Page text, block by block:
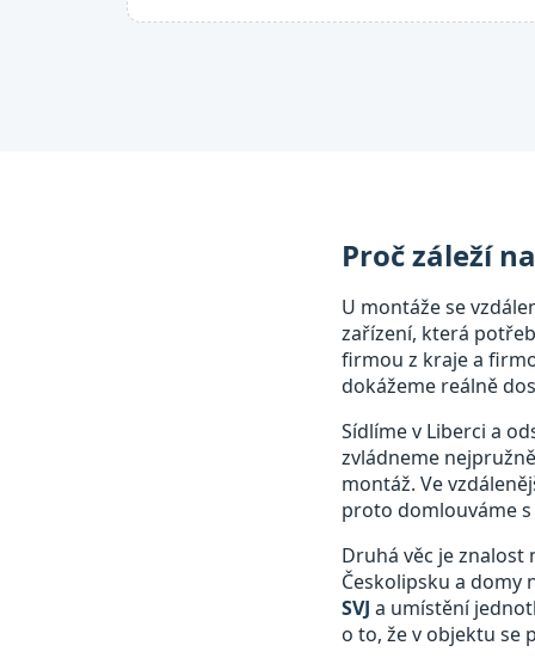
Proč záleží
U montáže se
zařízení, která
firmou z kraje a
dokážeme reálně
Sídlíme v Liberci a
zvládneme
montáž. Ve
proto domlouváme
Druhá věc je znalost
Českolipsku a domy
SVJ a umístění
o to, že v objektu se